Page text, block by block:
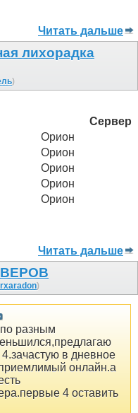
Читать дальше
лихорадка
)
Сервер
Орион
Орион
Орион
Орион
Орион
Читать дальше
)
разным
в дневное
онлайн.а
4 оставить